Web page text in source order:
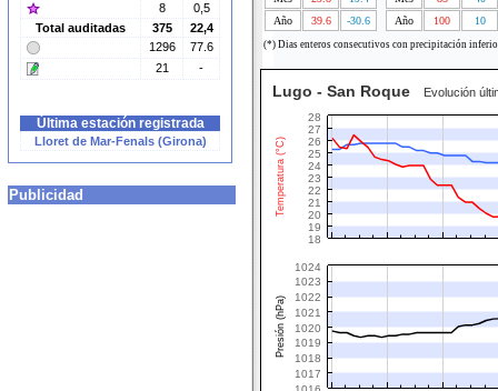
8
0,5
Total auditadas
375
22,4
1296
77.6
21
-
Última estación registrada
Lloret de Mar-Fenals (Girona)
Publicidad
Año
39.6 -30.6 Año 100 10
(*) Dias enteros consecutivos con precipitación
Temperatura (°C)
Presión (hPa)
Lugo - San Roque Evolución
18
19
20
21
22
23
24
25
26
27
28
1017
1018
1019
1020
1021
1022
1023
1024